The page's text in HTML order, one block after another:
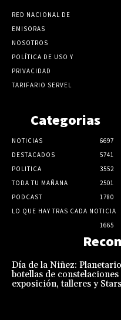
RED NACIONAL DE
EMISORAS
NOSOTROS
POLÍTICA DE USO Y
PRIVACIDAD
TARIFARIO SERVEL
Categorias
NOTICIAS
6697
DESTACADOS
5741
POLITICA
3552
TODA TU MAÑANA
2501
PODCAST
1780
LO QUE HAY TRAS CADA NOTICIA
1665
Día de la Niñez:
botellas de constelaciones
exposición, talleres y